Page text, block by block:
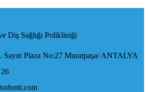
Diş Sağlığı Polikliniği
Sayın Plaza No:27 Muratpaşa/ ANTALYA